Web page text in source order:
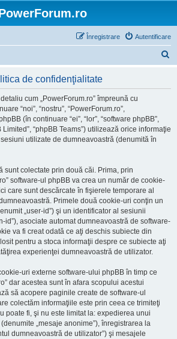
Autentificare
Înregistrare
de confidenţialitate
cum „PowerForum.ro” împreună cu
“noi”, “nostru”, “PowerForum.ro”,
(în continuare “ei”, “lor”, “software phpBB”,
Limited”, “phpBB Teams”) utilizează orice informaţie
utilizate de dumneavoastră (denumită în
sunt colectate prin două căi. Prima, prin
software-ul phpBB va crea un număr de cookie-
care sunt descărcate în fişierele temporare al
Primele două cookie-uri conţin un
„user-id”) şi un identificator al sesiunii
id”), asociate automat dumneavoastră de software-
va fi creat odată ce aţi deschis subiecte din
pentru a stoca informaţii despre ce subiecte aţi
experienţei dumneavoastră de utilizator.
uri externe software-ului phpBB în timp ce
dar acestea sunt în afara scopului acestui
să acopere paginile create de software-ul
colectăm informaţiile este prin ceea ce trimiteţi
poate fi, şi nu este limitat la: expedierea unui
„mesaje anonime”), înregistrarea la
dumneavoastră de utilizator”) şi mesajele